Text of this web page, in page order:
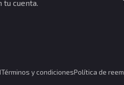
tu cuenta.
Términos y condicionesPolítica de